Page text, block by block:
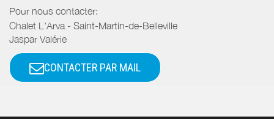
Pour nous contacter:
Chalet L'Arva - Saint-Martin-de-Belleville
Jaspar Valérie
CONTACTER PAR MAIL